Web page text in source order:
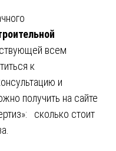
всем
к
и
получить на сайте
сколько стоит